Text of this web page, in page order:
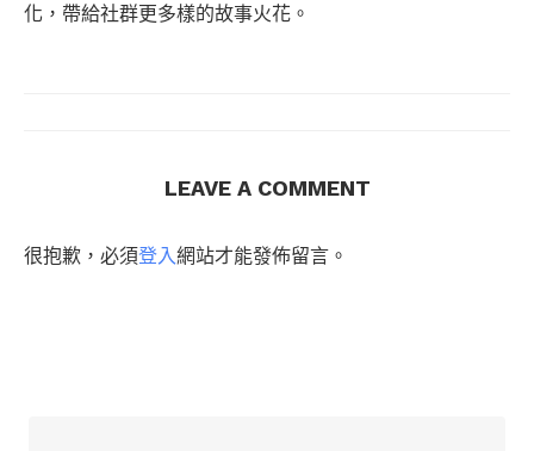
化，帶給社群更多樣的故事火花。
LEAVE A COMMENT
很抱歉，必須登入網站才能發佈留言。